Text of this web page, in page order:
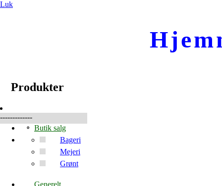
Luk
Produkter
-------------
Butik salg
Bageri
Mejeri
Grønt
Generelt